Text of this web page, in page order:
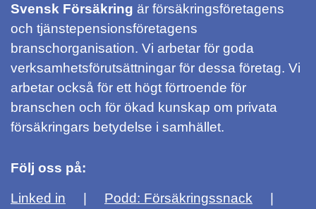
Svensk Försäkring är försäkringsföretagens
och tjänstepensionsföretagens
branschorganisation. Vi arbetar för goda
verksamhetsförutsättningar för dessa företag. Vi
arbetar också för ett högt förtroende för
branschen och för ökad kunskap om privata
försäkringars betydelse i samhället.
Följ oss på:
Linked in
Podd: Försäkringssnack